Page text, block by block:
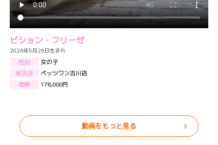
ビション・フリーゼ
2026年5月26日生まれ
性別
女の子
販売店
ペッツワン古川店
価格
178,000円
動画をもっと見る